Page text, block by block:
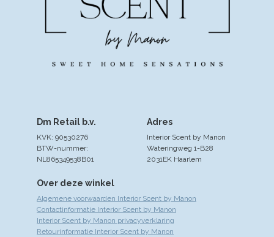
Over deze winkel
Algemene voorwaarden Interior Scent by Manon
Contactinformatie Interior Scent by Manon
Interior Scent by Manon privacyverklaring
Retourinformatie Interior Scent by Manon
Adres
Interior Scent by Manon
Wateringweg 1-B28
2031EK Haarlem
Dm Retail b.v.
KVK: 90530276
BTW-nummer:
NL865349538B01